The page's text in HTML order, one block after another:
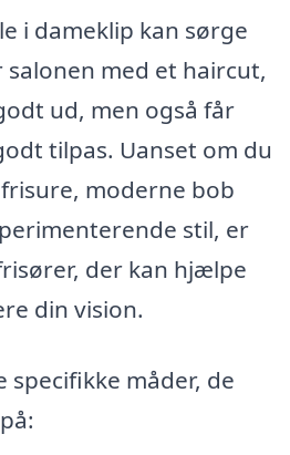
i dameklip kan sørge
med et haircut,
ud, men også får
tilpas. Uanset om du
moderne bob
stil, er
der kan hjælpe
din vision.
specifikke måder, de